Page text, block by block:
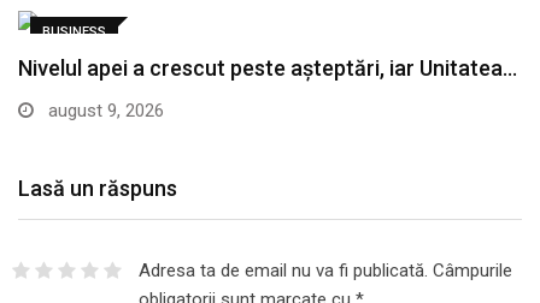
BUSINESS
Nivelul apei a crescut peste așteptări, iar Unitatea…
august 9, 2026
Lasă un răspuns
Adresa ta de email nu va fi publicată. Câmpurile